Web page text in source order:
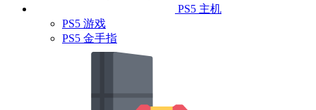
PS5 主机
PS5 游戏
PS5 金手指